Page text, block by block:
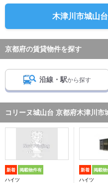
木津川市城山
京都府の賃貸物件を探す
沿線・駅から探す
コリーヌ城山台 京都府木津川
新着 掲載物件有
ハイツ
新着 掲載物
ハイツ